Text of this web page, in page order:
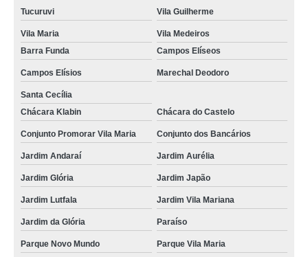
Tucuruvi Vila Guilherme
Vila Maria
Vila Medeiros
Barra Funda
Campos Elíseos
Campos Elísios Marechal Deodoro
Santa Cecília
Chácara Klabin
Chácara do Castelo
Conjunto Promorar Vila Maria Conjunto dos Bancários
Jardim Andaraí Jardim Aurélia
Jardim Glória Jardim Japão
Jardim Lutfala Jardim Vila Mariana
Jardim da Glória Paraíso
Parque Novo Mundo Parque Vila Maria